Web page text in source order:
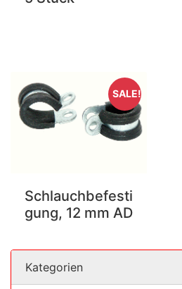
Schlauchbefesti
gung, 12 mm AD
SALE!
Kategorien